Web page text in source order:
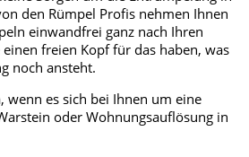
den Rümpel Profis nehmen Ihnen
einwandfrei ganz nach Ihren
freien Kopf für das haben, was
noch ansteht.
wenn es sich bei Ihnen um eine
oder Wohnungsauflösung in